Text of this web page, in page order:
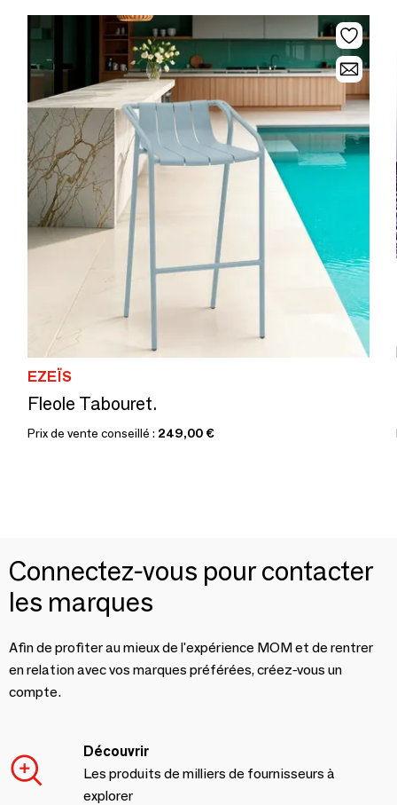
EZEÏS
Fleole Tabouret.
Prix de vente conseillé : 249,00 €
Connectez-vous pour contacter
les marques
Afin de profiter au mieux de l'expérience MOM et de rentrer
en relation avec vos marques préférées, créez-vous un
compte.
Découvrir
Les produits de milliers de fournisseurs à
explorer